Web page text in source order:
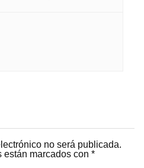
no será publicada.
están marcados con*